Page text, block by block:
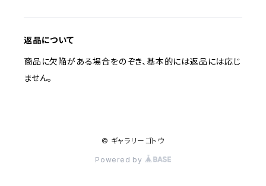
返品について
商品に欠陥がある場合をのぞき、基本的には返品には応じ
ません。
© ギャラリーゴトウ
Powered by